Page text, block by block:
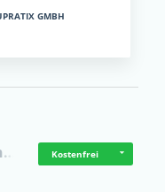
GMBH
Kostenfrei